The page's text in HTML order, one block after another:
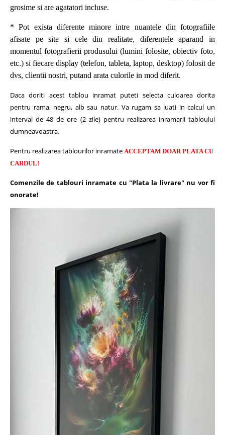
grosime si are agatatori incluse.
* Pot exista diferente minore intre nuantele din fotografiile
afisate pe site si cele din realitate, diferentele aparand in
momentul fotografierii produsului (lumini folosite, obiectiv foto,
etc.) si fiecare display (telefon, tableta, laptop, desktop) folosit de
dvs, clientii nostri, putand arata culorile in mod diferit.
Daca doriti acest tablou inramat puteti selecta culoarea dorita
pentru rama, negru, alb sau natur. Va rugam sa luati in calcul un
interval de 48 de ore (2 zile) pentru realizarea inramarii tabloului
dumneavoastra.
Pentru realizarea tablourilor inramate ACCEPTAM DOAR PLATA CU
CARDUL!
Comenzile de tablouri inramate cu "Plata la livrare" nu vor fi
onorate!